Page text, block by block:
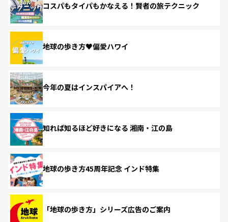
コスパもタイパもかなえる！賢者の旅テクニック
地球の歩き方♥偏愛ハワイ
今年の夏はインスパイアへ！
知れば知るほど好きになる 湘南・江の島
地球の歩き方45周年記念 インド特集
「地球の歩き方」シリーズ広告のご案内